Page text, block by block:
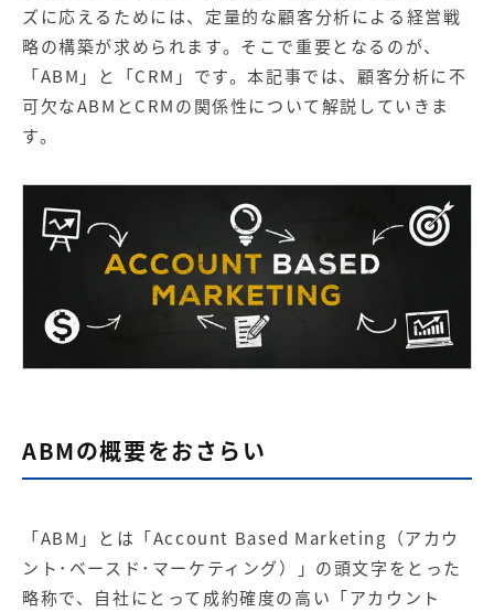
マーケティングサービスの製品
【店舗型ビジネス向け】エリ
ア
【金融機関向け】マーケティ
ング
【IT企業向け】マーケティン
サービス
SNSアカウント運用代行サー
広告プロモーションの製品
【クリニック向け】新規集患
【歯科業界向け】新規集患
Web広告パッケージ
Web制作の製品
WEBプラス
ズに応えるためには、定量的な顧客分析による経営戦
略の構築が求められます。そこで重要となるのが、
「ABM」と「CRM」です。本記事では、顧客分析に不
可欠なABMとCRMの関係性について解説していきま
す。
ABMの概要をおさらい
「ABM」とは「Account Based Marketing（アカウ
ント･ベースド･マーケティング）」の頭文字をとった
略称で、自社にとって成約確度の高い「アカウント